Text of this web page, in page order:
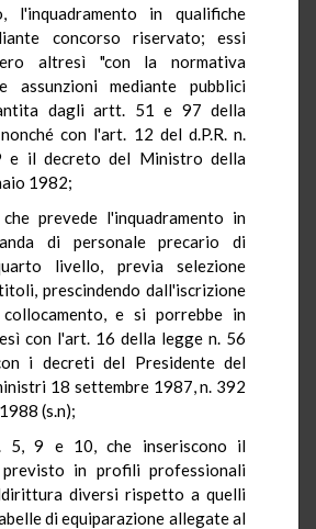
l'inquadramento in qualifiche
concorso riservato; essi
altresì "con la normativa
assunzioni mediante pubblici
dagli artt. 51 e 97 della
con l'art. 12 del d.P.R. n.
e il decreto del Ministro della
1982;
prevede l'inquadramento in
di personale precario di
livello, previa selezione
prescindendo dall'iscrizione
e si porrebbe in
con l'art. 16 della legge n. 56
i decreti del Presidente del
18 settembre 1987, n. 392
(s.n);
9 e 10, che inseriscono il
in profili professionali
diversi rispetto a quelli
di equiparazione allegate al